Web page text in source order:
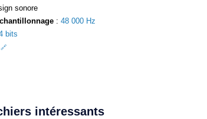
sonore
: 48 000 Hz
bits
intéressants